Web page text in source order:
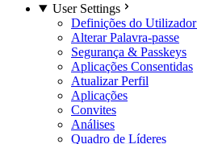
User Settings
Definições do
Alterar Palavra-passe
Segurança & Passkeys
Aplicações Consentidas
Atualizar Perfil
Aplicações
Convites
Análises
Quadro de Líderes